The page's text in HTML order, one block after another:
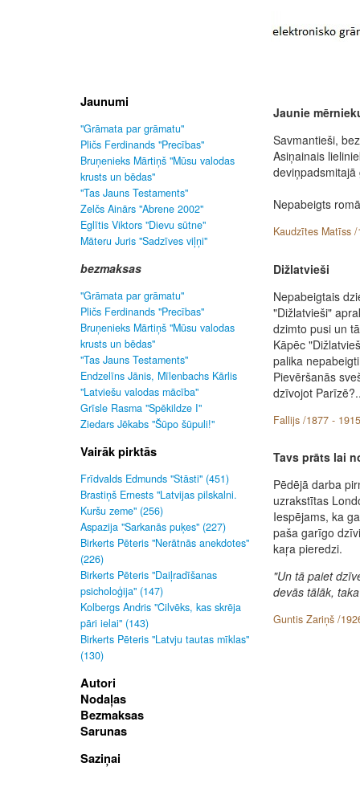
Jaunumi
"Grāmata par grāmatu"
Pličs Ferdinands "Precības"
Bruņenieks Mārtiņš "Mūsu valodas
krusts un bēdas"
"Tas Jauns Testaments"
Zelčs Ainārs "Abrene 2002"
Eglītis Viktors "Dievu sūtne"
Māteru Juris "Sadzīves viļņi"
bezmaksas
"Grāmata par grāmatu"
Pličs Ferdinands "Precības"
Bruņenieks Mārtiņš "Mūsu valodas
krusts un bēdas"
"Tas Jauns Testaments"
Endzelīns Jānis, Mīlenbachs Kārlis
"Latviešu valodas mācība"
Grīsle Rasma "Spēkildze I"
Ziedars Jēkabs "Šūpo šūpuli!"
Vairāk pirktās
Frīdvalds Edmunds "Stāsti" (451)
Brastiņš Ernests "Latvijas pilskalni.
Kuršu zeme" (256)
Aspazija "Sarkanās puķes" (227)
Birkerts Pēteris "Nerātnās anekdotes"
(226)
Birkerts Pēteris "Daiļradīšanas
psicholoģija" (147)
Kolbergs Andris "Cilvēks, kas skrēja
pāri ielai" (143)
Birkerts Pēteris "Latvju tautas mīklas"
(130)
Autori
Nodaļas
Bezmaksas
Sarunas
Saziņai
Jaunie
Savmantieši,
Asiņainais
deviņpadsmitajā
Nepabeigts
Kaudzītes Matīss
Dižlatvieši
Nepabeigtais
"Dižlatvieši"
dzimto pusi un
Kāpēc
palika
Pievēršanās
dzīvojot
Fallijs /1877 -
Tavs prāts lai
Pēdējā darba
uzrakstītas
Iespējams, ka
paša garīgo
kaŗa pieredzi.
"Un tā paiet
devās tālāk,
Guntis Zariņš /